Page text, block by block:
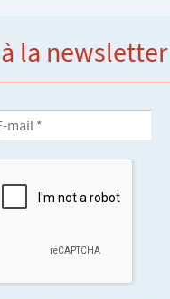
à la newsletter